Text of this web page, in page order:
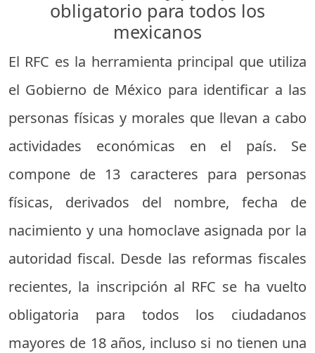
obligatorio para todos los
mexicanos
El RFC es la herramienta principal que utiliza
el Gobierno de México para identificar a las
personas físicas y morales que llevan a cabo
actividades económicas en el país. Se
compone de 13 caracteres para personas
físicas, derivados del nombre, fecha de
nacimiento y una homoclave asignada por la
autoridad fiscal. Desde las reformas fiscales
recientes, la inscripción al RFC se ha vuelto
obligatoria para todos los ciudadanos
mayores de 18 años, incluso si no tienen una